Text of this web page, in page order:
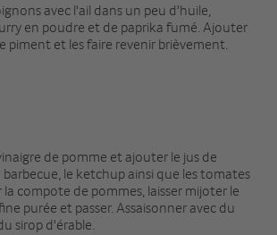
avec l'ail dans un peu d'huile,
en poudre et de paprika fumé. Ajouter
piment et les faire revenir brièvement.
de pomme et ajouter le jus de
barbecue, le ketchup ainsi que les tomates
compote de pommes, laisser mijoter le
purée et passer. Assaisonner avec du
sirop d'érable.